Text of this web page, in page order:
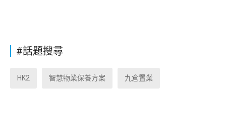
#話題搜尋
HK2 智慧物業保養方案 九倉置業